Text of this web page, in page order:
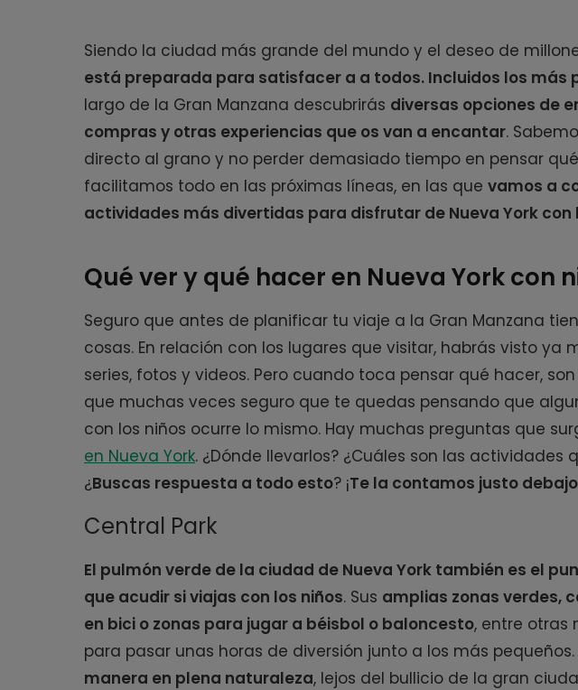
Siendo la ciudad más grande del mundo y el deseo de
está preparada para satisfacer a a todos. Incluidos los más
largo de la Gran Manzana descubrirás diversas opciones de
compras y otras experiencias que os van a encantar.
directo al grano y no perder demasiado tiempo en pensar
facilitamos todo en las próximas líneas, en las que vamos a
actividades más divertidas para disfrutar de Nueva York con
Qué ver y qué hacer en Nueva York con
Seguro que antes de planificar tu viaje a la Gran Manzana
cosas. En relación con los lugares que visitar, habrás visto ya
series, fotos y videos. Pero cuando toca pensar qué hacer,
que muchas veces seguro que te quedas pensando que
con los niños ocurre lo mismo. Hay muchas preguntas que
en Nueva York. ¿Dónde llevarlos? ¿Cuáles son las actividades
¿Buscas respuesta a todo esto? ¡Te la contamos justo debajo
Central Park
El pulmón verde de la ciudad de Nueva York también es el
que acudir si viajas con los niños. Sus amplias zonas verdes,
en bici o zonas para jugar a béisbol o baloncesto, entre otras
para pasar unas horas de diversión junto a los más
manera en plena naturaleza, lejos del bullicio de la gran